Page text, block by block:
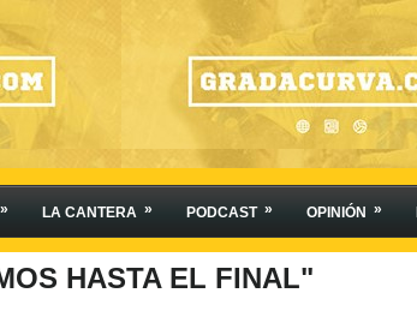
» LA CANTERA » PODCAST » OPINIÓN »
HASTA EL FINAL"